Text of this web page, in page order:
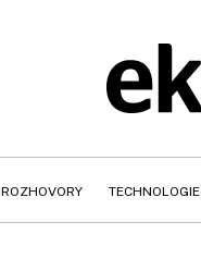
ROZHOVORY TECHNOLOGIE